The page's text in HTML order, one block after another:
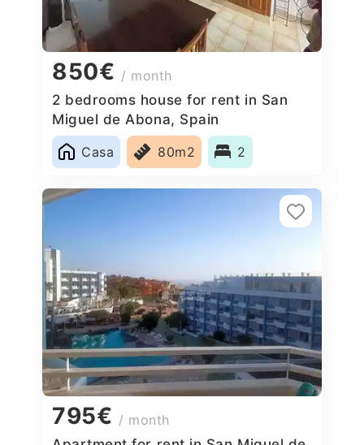
850€ / month
2 bedrooms house for rent in San
Miguel de Abona, Spain
Casa
80m2 2
795€ / month